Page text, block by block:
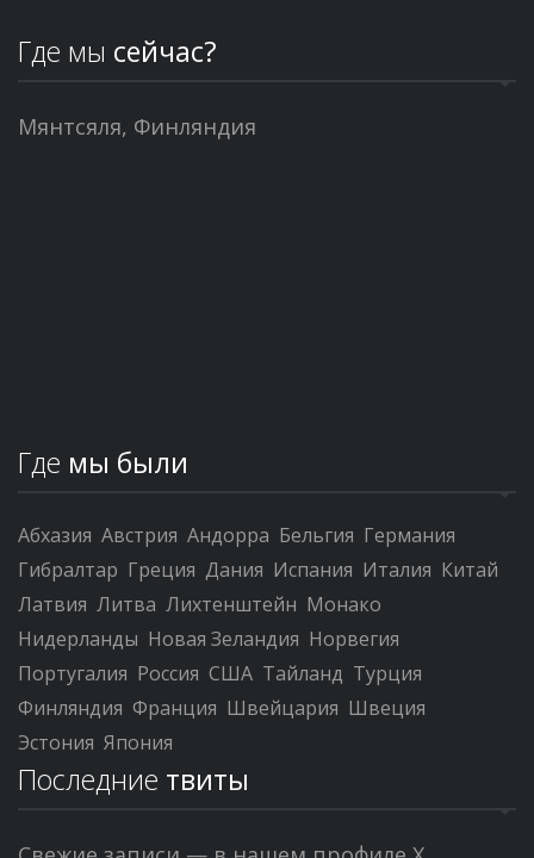
Где мы сейчас?
Мянтсяля, Финляндия
Где мы были
Абхазия Австрия Андорра Бельгия Германия
Гибралтар Греция Дания Испания Италия Китай
Латвия Литва Лихтенштейн Монако
Нидерланды Новая Зеландия Норвегия
Португалия Россия США Тайланд Турция
Финляндия Франция Швейцария Швеция
Эстония Япония
Последние твиты